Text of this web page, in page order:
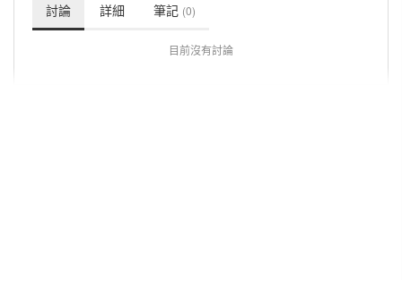
討論 詳細 筆記 (0)
目前沒有討論